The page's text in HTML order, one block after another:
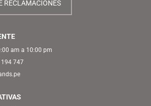
RECLAMACIONES
am a 10:00 pm
747